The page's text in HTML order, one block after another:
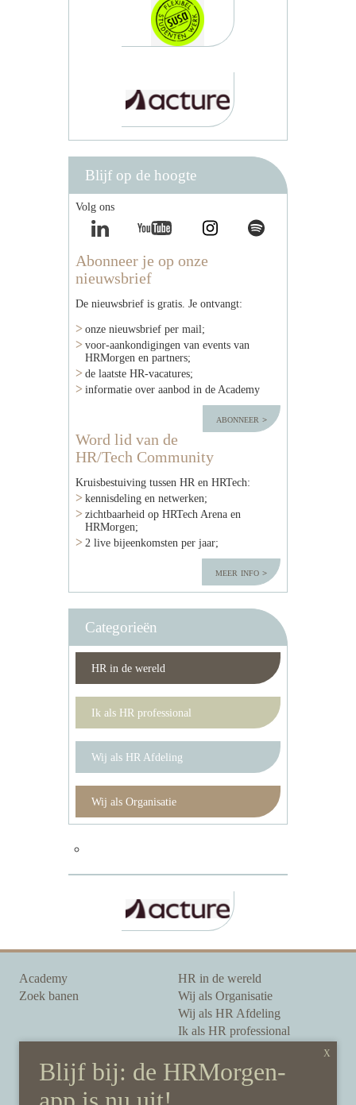
Blijf op de hoogte
Volg ons
Abonneer je op onze
nieuwsbrief
De nieuwsbrief is gratis. Je ontvangt:
onze nieuwsbrief per mail;
voor-aankondigingen van events van
HRMorgen en partners;
de laatste HR-vacatures;
informatie over aanbod in de Academy
abonneer
Word lid van de
HR/Tech Community
Kruisbestuiving tussen HR en HRTech:
kennisdeling en netwerken;
zichtbaarheid op HRTech Arena en
HRMorgen;
2 live bijeenkomsten per jaar;
meer info
Categorieën
HR in de wereld
Ik als HR professional
Wij als HR Afdeling
Wij als Organisatie
Academy
Zoek banen
HR in de wereld
Wij als Organisatie
Wij als HR Afdeling
Ik als HR professional
Onze auteurs
Onze partners
Sponsoring